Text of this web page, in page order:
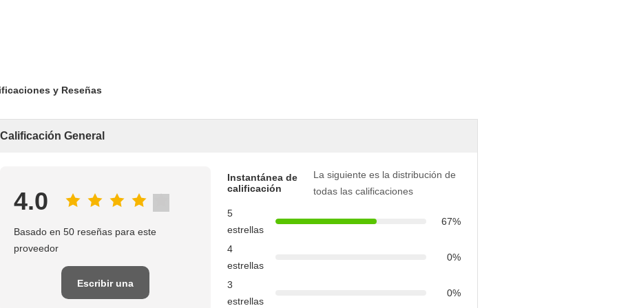
y Reseñas
Calificación General
4.0
Basado en 50 reseñas para este
proveedor
Escribir una
Instantánea de
calificación
La siguiente es la distribución de
todas las calificaciones
5
estrellas
67%
4
estrellas
0%
3
estrellas
0%